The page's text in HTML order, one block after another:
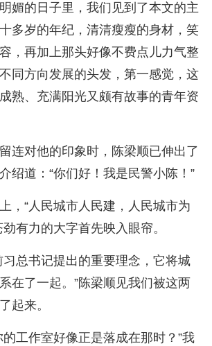
媚的日子里，我们见到了本文的主
多岁的年纪，清清瘦瘦的身材，笑
，再加上那头好像不费点儿力气整
同方向发展的头发，第一感觉，这
熟、充满阳光又颇有故事的青年资
连对他的印象时，陈梁顺已伸出了
绍道：“你们好！我是民警小陈！”
，“人民城市人民建，人民城市为
有力的大字首先映入眼帘。
习总书记提出的重要理念，它将城
在了一起。”陈梁顺见我们被这两
起来。
的工作室好像正是落成在那时？”我